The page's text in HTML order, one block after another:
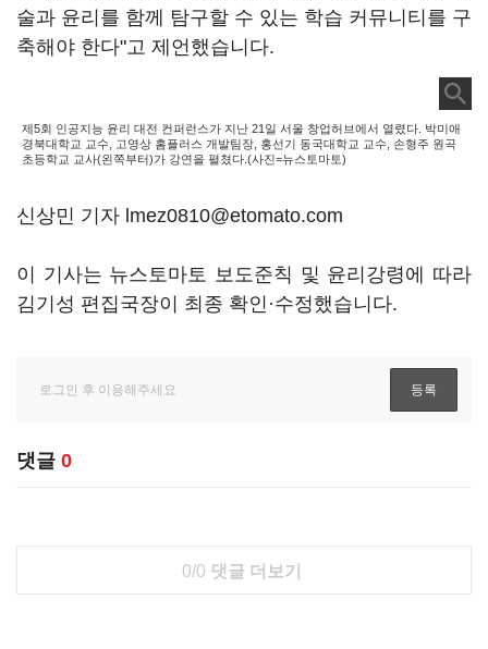
술과 윤리를 함께 탐구할 수 있는 학습 커뮤니티를 구
축해야 한다"고 제언했습니다.
제5회 인공지능 윤리 대전 컨퍼런스가 지난 21일 서울 창업허브에서 열렸다. 박미애
경북대학교 교수, 고영상 홈플러스 개발팀장, 홍선기 동국대학교 교수, 손형주 원곡
초등학교 교사(왼쪽부터)가 강연을 펼쳤다.(사진=뉴스토마토)
신상민 기자 lmez0810@etomato.com
이 기사는 뉴스토마토 보도준칙 및 윤리강령에 따라
김기성 편집국장이 최종 확인·수정했습니다.
댓글 0
0/0 댓글 더보기